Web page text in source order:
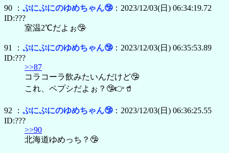
90 ： ぷにぷにのゆめちゃん🤥：2023/12/03(日) 06:34:19.72
ID:???
室温2℃だよぉ🤥
91 ： ぷにぷにのゆめちゃん🤥：2023/12/03(日) 06:35:53.89
ID:???
>>87
コラコーラ飲みたいんだけど🤥
これ、ペプシだよぉ？🤥👉🥤
92 ： ぷにぷにのゆめちゃん🤥：2023/12/03(日) 06:36:25.55
ID:???
>>90
北海道ゆめっち？🤥